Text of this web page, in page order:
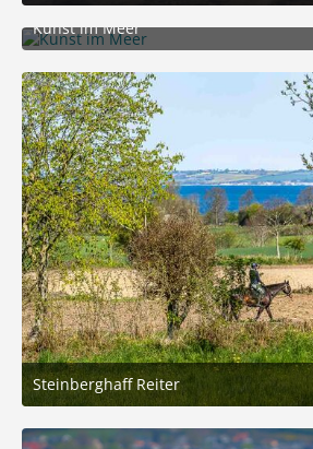
12. November 2025 um 17:00
5
Kunst im Meer
7. Juli 2025 um 19:42
7
Steinberghaff Reiter
28. April 2025 um 22:42
5